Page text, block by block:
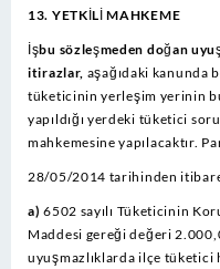
13. YETKİLİ MAHKEME
İşbu sözleşmeden doğan
itirazlar, aşağıdaki kanunda
tüketicinin yerleşim yerinin
yapıldığı yerdeki tüketici
mahkemesine yapılacaktır.
28/05/2014 tarihinden
a)6502 sayılı Tüketicinin
Maddesi gereği değeri
uyuşmazlıklarda ilçe tüketici